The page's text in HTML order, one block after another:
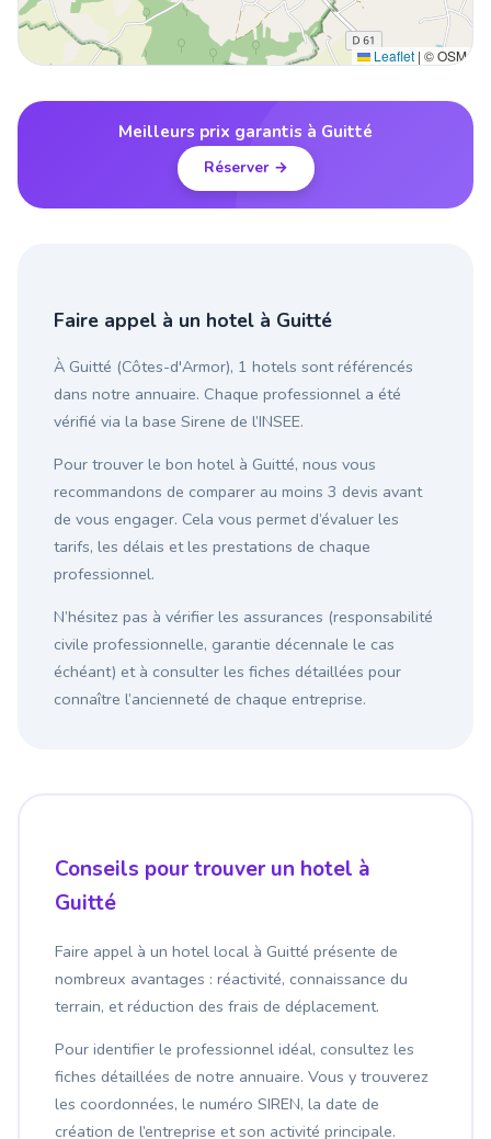
Leaflet | © OSM
Meilleurs prix garantis à Guitté
Réserver →
Faire appel à un hotel à Guitté
À Guitté (Côtes-d'Armor), 1 hotels sont référencés
dans notre annuaire. Chaque professionnel a été
vérifié via la base Sirene de l’INSEE.
Pour trouver le bon hotel à Guitté, nous vous
recommandons de comparer au moins 3 devis avant
de vous engager. Cela vous permet d’évaluer les
tarifs, les délais et les prestations de chaque
professionnel.
N’hésitez pas à vérifier les assurances (responsabilité
civile professionnelle, garantie décennale le cas
échéant) et à consulter les fiches détaillées pour
connaître l’ancienneté de chaque entreprise.
Conseils pour trouver un hotel à
Guitté
Faire appel à un hotel local à Guitté présente de
nombreux avantages : réactivité, connaissance du
terrain, et réduction des frais de déplacement.
Pour identifier le professionnel idéal, consultez les
fiches détaillées de notre annuaire. Vous y trouverez
les coordonnées, le numéro SIREN, la date de
création de l’entreprise et son activité principale.